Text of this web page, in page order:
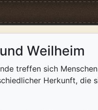
Weilheim
treffen sich
Herkunft, die